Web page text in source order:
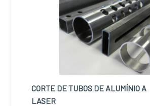
associados e colaboradores
todo o ciclo de entrega com
toda a carteira de clientes.
CORTE DE TUBOS DE ALUMÍNIO A
LASER